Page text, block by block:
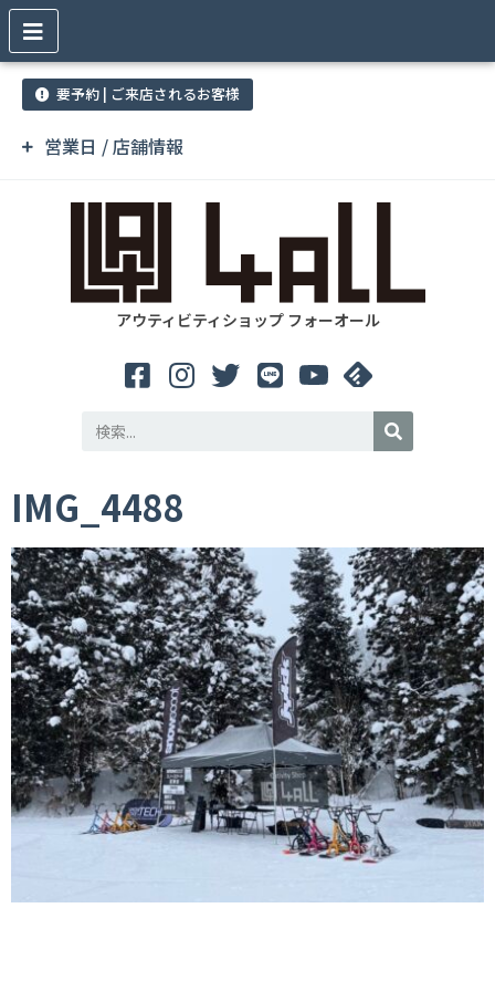
営業日 / 店舗情報
要予約 | ご来店されるお客様
アウティビティショップ フォーオール
IMG_4488